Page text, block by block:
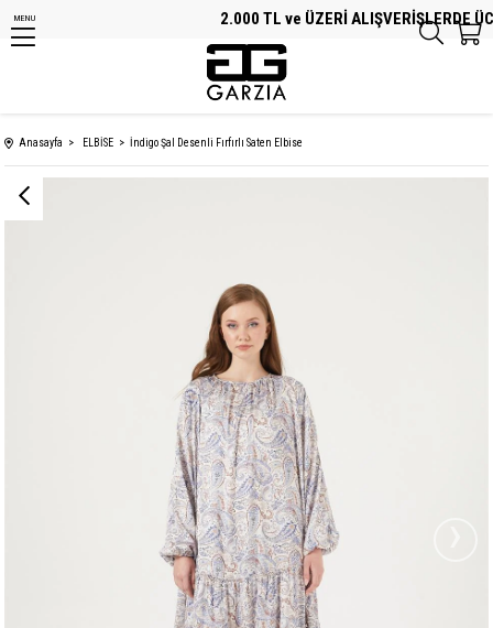
2.000 TL ve ÜZERİ ALIŞVERİŞLERDE
MENU
Anasayfa ELBİSE İndigo Şal Desenli Fırfırlı Saten Elbise